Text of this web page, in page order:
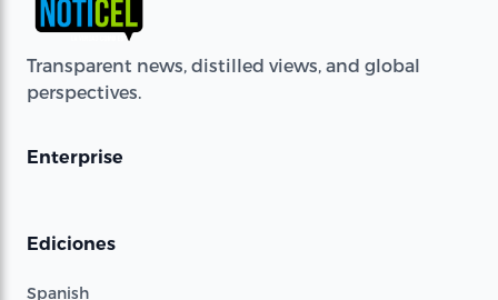
Transparent news, distilled views, and global
perspectives.
Enterprise
Ediciones
Spanish